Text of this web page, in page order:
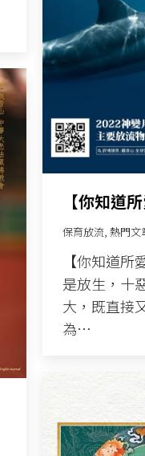
【你知道
保育放流, 熱門文
【你知道
是放生，十
大，既直接
為…